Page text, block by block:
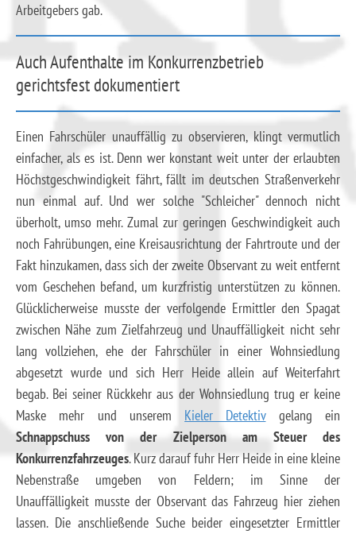
Arbeitgebers gab.
Auch Aufenthalte im Konkurrenzbetrieb
gerichtsfest dokumentiert
Einen Fahrschüler unauffällig zu observieren, klingt vermutlich
einfacher, als es ist. Denn wer konstant weit unter der erlaubten
Höchstgeschwindigkeit fährt, fällt im deutschen Straßenverkehr
nun einmal auf. Und wer solche "Schleicher" dennoch nicht
überholt, umso mehr. Zumal zur geringen Geschwindigkeit auch
noch Fahrübungen, eine Kreisausrichtung der Fahrtroute und der
Fakt hinzukamen, dass sich der zweite Observant zu weit entfernt
vom Geschehen befand, um kurzfristig unterstützen zu können.
Glücklicherweise musste der verfolgende Ermittler den Spagat
zwischen Nähe zum Zielfahrzeug und Unauffälligkeit nicht sehr
lang vollziehen, ehe der Fahrschüler in einer Wohnsiedlung
abgesetzt wurde und sich Herr Heide allein auf Weiterfahrt
begab. Bei seiner Rückkehr aus der Wohnsiedlung trug er keine
Maske mehr und unserem Kieler Detektivgelang ein
Schnappschuss von der Zielperson am Steuer des
Konkurrenzfahrzeuges. Kurz darauf fuhr Herr Heide in eine kleine
Nebenstraße umgeben von Feldern; im Sinne der
Unauffälligkeit musste der Observant das Fahrzeug hier ziehen
lassen. Die anschließende Suche beider eingesetzter Ermittler